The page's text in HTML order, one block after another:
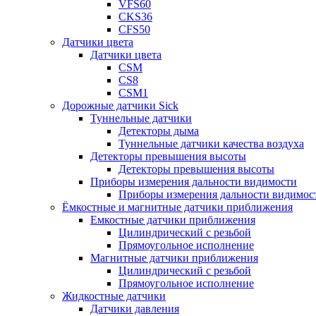
VFS60
CKS36
CFS50
Датчики цвета
Датчики цвета
CSM
CS8
CSM1
Дорожные датчики Sick
Туннельные датчики
Детекторы дыма
Туннельные датчики качества воздуха
Детекторы превышения высоты
Детекторы превышения высоты
Приборы измерения дальности видимости
Приборы измерения дальности
Ёмкостные и магнитные датчики приближения
Емкостные датчики приближения
Цилиндрический с резьбой
Прямоугольное исполнение
Магнитные датчики приближения
Цилиндрический с резьбой
Прямоугольное исполнение
Жидкостные датчики
Датчики давления